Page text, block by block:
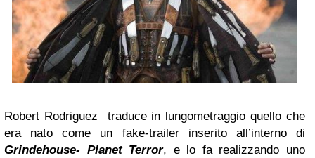
Robert Rodriguez traduce in lungometraggio quello che
era nato come un fake-trailer inserito all’interno di
Grindehouse- Planet Terror, e lo fa realizzando uno